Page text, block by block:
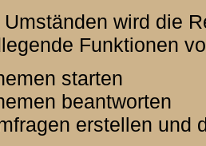
Umständen wird die
Funktionen
starten
beantworten
erstellen und